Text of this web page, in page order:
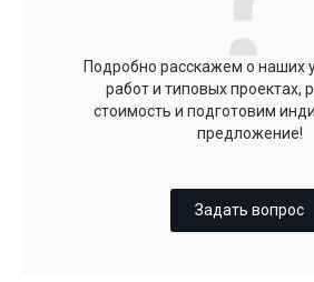
Подробно расскажем о наших
работ и типовых проектах,
стоимость и подготовим
предложение!
Задать вопрос